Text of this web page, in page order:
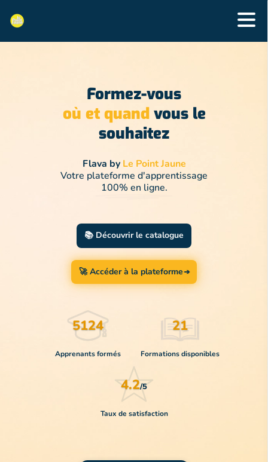
Formez-vous
où et quandvous le
souhaitez
Flava by Le Point Jaune
Votre plateforme d'apprentissage
100% en ligne.
📚 Découvrir le catalogue
🚀 Accéder à la plateforme
5124
Apprenants formés
21
Formations disponibles
4.2/5
Taux de satisfaction